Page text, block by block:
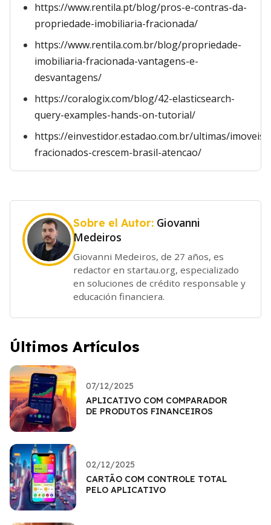
https://www.rentila.pt/blog/pros-e-contras-da-
propriedade-imobiliaria-fracionada/
https://www.rentila.com.br/blog/propriedade-
imobiliaria-fracionada-vantagens-e-
desvantagens/
https://coralogix.com/blog/42-elasticsearch-
query-examples-hands-on-tutorial/
https://einvestidor.estadao.com.br/ultimas/imoveis-
fracionados-crescem-brasil-atencao/
Sobre el Autor: Giovanni
Medeiros
Giovanni Medeiros, de 27 años, es
redactor en startau.org, especializado
en soluciones de crédito responsable y
educación financiera.
Últimos Artículos
07/12/2025
APLICATIVO COM COMPARADOR
DE PRODUTOS FINANCEIROS
02/12/2025
CARTÃO COM CONTROLE TOTAL
PELO APLICATIVO